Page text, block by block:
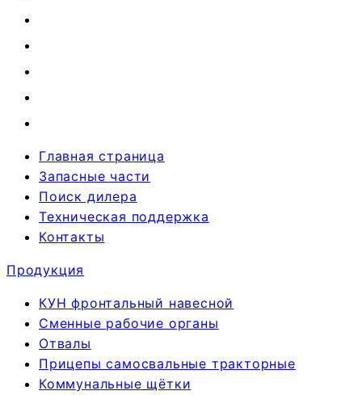
Главная страница
Запасные части
Поиск дилера
Техническая поддержка
Контакты
Продукция
КУН фронтальный навесной
Сменные рабочие органы
Отвалы
Прицепы самосвальные тракторные
Коммунальные щётки